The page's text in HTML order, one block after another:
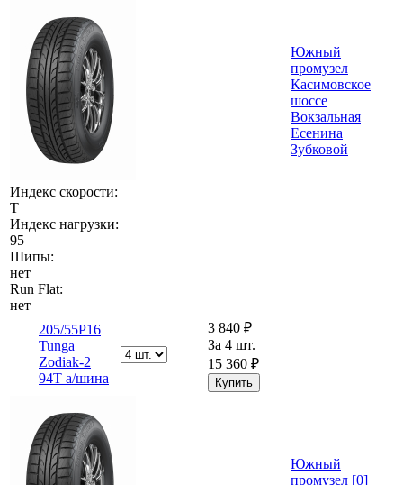
Южный
промузел
Касимовское
шоссе
Вокзальная
Есенина
Зубковой
Индекс скорости:
T
Индекс нагрузки:
95
Шипы:
нет
Run Flat:
нет
205/55Р16
Tunga
Zodiak-2
94T а/шина
3 840 ₽
За 4 шт.
15 360 ₽
Южный
промузел [0]